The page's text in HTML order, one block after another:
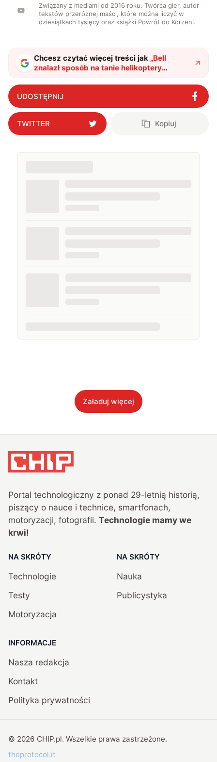
Związany z mediami od 2016 roku. Twórca gier, autor
tekstów przeróżnej maści, które można liczyć w
dziesiątkach tysięcy oraz książki Powrót do Korzeni.
Chcesz czytać więcej treści jak „Bell
znalazł sposób na tanie helikoptery
wojskowe. Uzbroi cywilne śmigłowce"?
UDOSTĘPNIJ
TWITTER Kopiuj
Załaduj więcej
Portal technologiczny z ponad 29-letnią historią,
piszący o nauce i technice, smartfonach,
motoryzacji, fotografii. Technologie mamy we
krwi!
NA SKRÓTY
Technologie
Testy
Motoryzacja
NA SKRÓTY
Nauka
Publicystyka
INFORMACJE
Nasza redakcja
Kontakt
Polityka prywatności
© 2026 CHIP.pl. Wszelkie prawa zastrzeżone.
theprotocol.it